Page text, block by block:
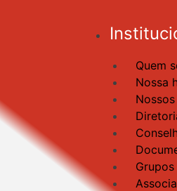
Quem
Nossa